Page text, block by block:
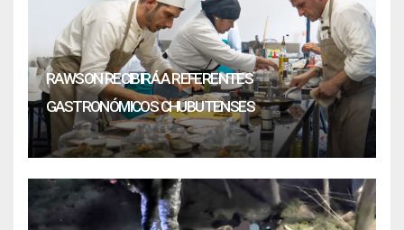
RAWSON RECIBIRÁ A REFERENTES
GASTRONÓMICOS CHUBUTENSES